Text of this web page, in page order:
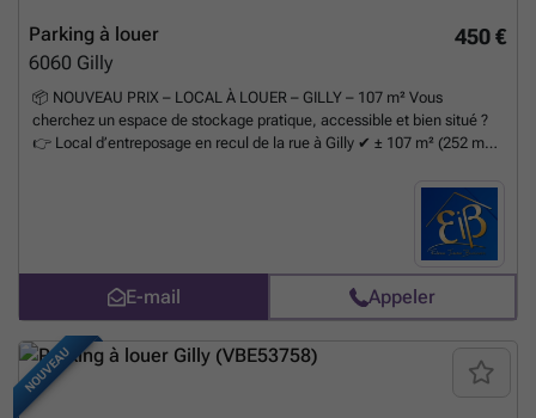
450 €
Parking à louer
6060 Gilly
📦 NOUVEAU PRIX – LOCAL À LOUER – GILLY – 107 m² Vous
cherchez un espace de stockage pratique, accessible et bien situé ?
👉 Local d’entreposage en recul de la rue à Gilly ✔ ± 107 m² (252 m³)
2,36 m ✔ Local entièrement vitré ✔ Accès facile et discret 💰 600
€/mois ⚡ Provision électricité : 100 €/mois 🔐 3 mois de garantie 📋
État des lieux par expert (frais partagés) 📅 Libre immédiatement 📩
E-mail Appeler
NOUVEAU